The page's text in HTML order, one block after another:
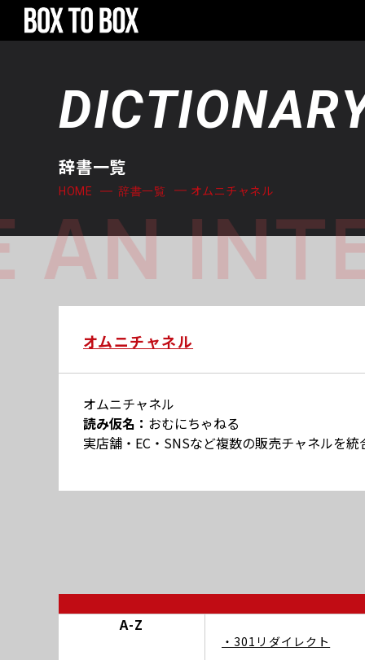
辞書一覧
HOME 辞書一覧 オムニチャネル
オムニチャネル
オムニチャネル
読み仮名： おむにちゃねる
実店舗・EC・SNSなど複数の販売チャネルを
A-Z
・301リダイレクト